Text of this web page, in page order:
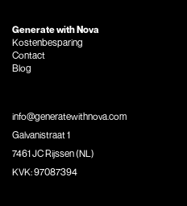
Generate with Nova
Kostenbesparing
Contact
Blog
info@generatewithnova.com
Galvanistraat 1
7461 JC Rijssen (NL)
KVK: 97087394